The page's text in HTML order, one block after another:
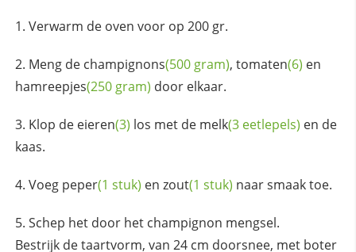
Verwarm de oven voor op 200 gr.
Meng de champignons(500 gram), tomaten(6) en
hamreepjes(250 gram) door elkaar.
Klop de eieren(3) los met de melk(3 eetlepels) en de
kaas.
Voeg peper(1 stuk) en zout(1 stuk) naar smaak toe.
Schep het door het champignon mengsel.
Bestrijk de taartvorm, van 24 cm doorsnee, met boter